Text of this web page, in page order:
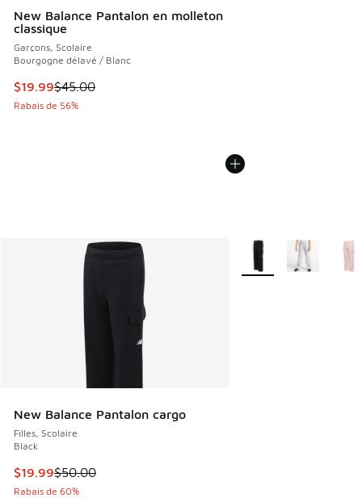
New Balance Pantalon en molleton
classique
Garçons, Scolaire
Bourgogne délavé / Blanc
Cet article est en solde. Le prix est passé de $45.00 à
$19.99$45.00
Rabais de 56%
New Balance Pantalon cargo
Filles, Scolaire
Black
Cet article est en solde. Le prix est passé de $50.00 à
$19.99$50.00
Rabais de 60%
Plus de couleurs